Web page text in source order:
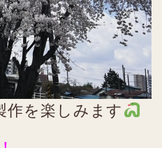
作を楽しみます